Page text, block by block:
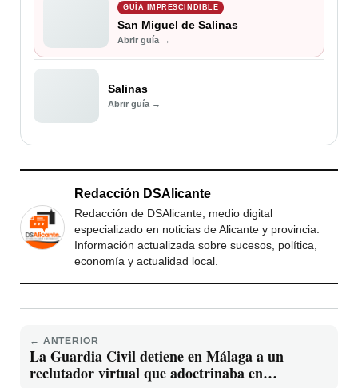
GUÍA IMPRESCINDIBLE
San Miguel de Salinas
Abrir guía →
Salinas
Abrir guía →
Redacción DSAlicante
Redacción de DSAlicante, medio digital
especializado en noticias de Alicante y provincia.
Información actualizada sobre sucesos, política,
economía y actualidad local.
← ANTERIOR
La Guardia Civil detiene en Málaga a un
reclutador virtual que adoctrinaba en